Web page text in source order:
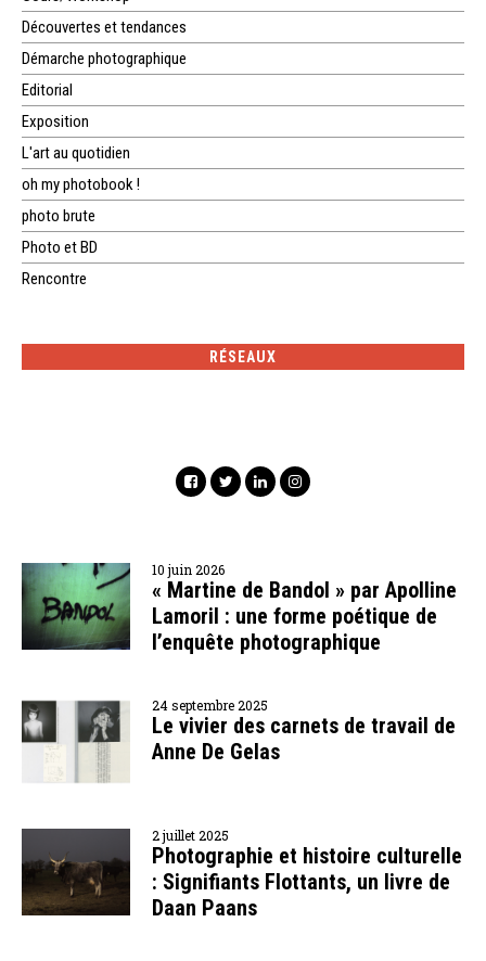
Découvertes et tendances
Démarche photographique
Editorial
Exposition
L'art au quotidien
oh my photobook !
photo brute
Photo et BD
Rencontre
RÉSEAUX
10 juin 2026
« Martine de Bandol » par Apolline
Lamoril : une forme poétique de
l’enquête photographique
24 septembre 2025
Le vivier des carnets de travail de
Anne De Gelas
2 juillet 2025
Photographie et histoire culturelle
: Signifiants Flottants, un livre de
Daan Paans